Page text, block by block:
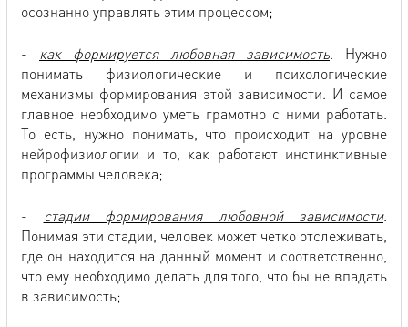
осознанно управлять этим процессом;
- как формируется любовная зависимость. Нужно
понимать физиологические и психологические
механизмы формирования этой зависимости. И самое
главное необходимо уметь грамотно с ними работать.
То есть, нужно понимать, что происходит на уровне
нейрофизиологии и то, как работают инстинктивные
программы человека;
- стадии формирования любовной зависимости.
Понимая эти стадии, человек может четко отслеживать,
где он находится на данный момент и соответственно,
что ему необходимо делать для того, что бы не впадать
в зависимость;